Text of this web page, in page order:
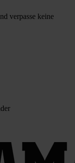
verpasse keine